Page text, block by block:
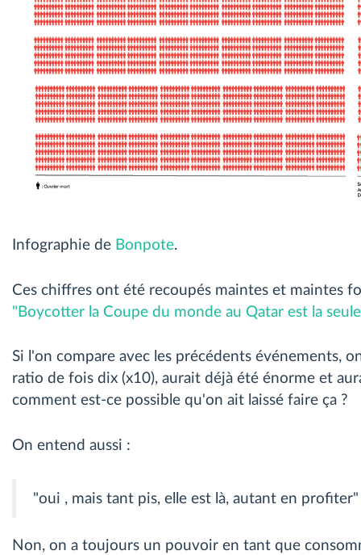
Infographie de Bonpote.
Ces chiffres ont été recoupés maintes et maintes
"Boycotter la Coupe du monde au Qatar est la
Si l'on compare avec les précédents événements,
ratio de fois dix (x10), aurait déjà été énorme et
comment est-ce possible qu'on ait laissé faire ça ?
On entend aussi :
"oui , mais tant pis, elle est là, autant en
Non, on a toujours un pouvoir en tant que